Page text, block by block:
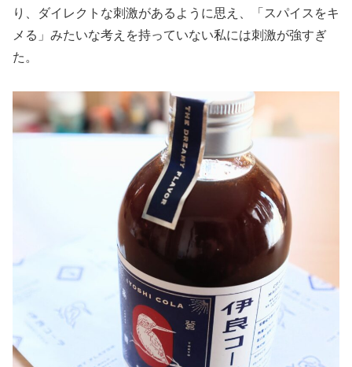
り、ダイレクトな刺激があるように思え、「スパイスをキ
メる」みたいな考えを持っていない私には刺激が強すぎ
た。